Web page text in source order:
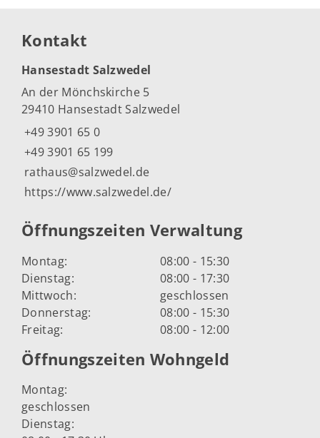
Kontakt
Hansestadt Salzwedel
An der Mönchskirche 5
29410 Hansestadt Salzwedel
+49 3901 65 0
+49 3901 65 199
rathaus@salzwedel.de
https://www.salzwedel.de/
Öffnungszeiten Verwaltung
Montag:
08:00 - 15:30
Dienstag:
08:00 - 17:30
Mittwoch:
geschlossen
Donnerstag:
08:00 - 15:30
Freitag:
08:00 - 12:00
Öffnungszeiten Wohngeld
Montag:
geschlossen
Dienstag: